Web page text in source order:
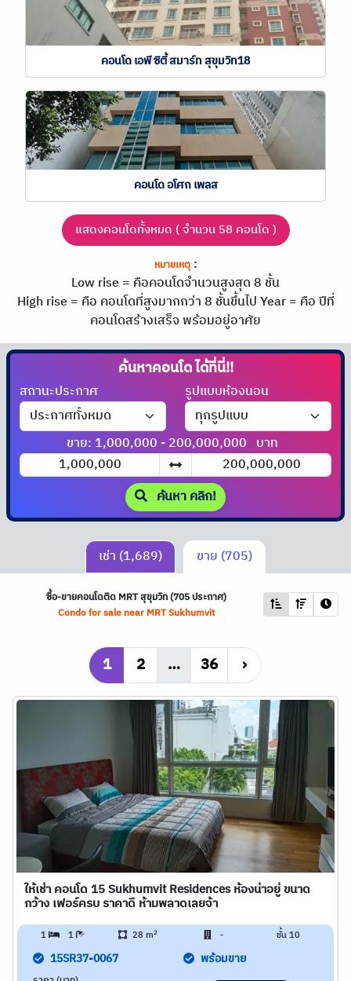
คอนโด เอพี ซิตี้ สมาร์ท สุขุมวิท18
คอนโด อโศก เพลส
แสดงคอนโดทั้งหมด ( จำนวน 58 คอนโด )
หมายเหตุ:
Low rise = คือคอนโดจำนวนสูงสุด 8 ชั้น
High rise = คือ คอนโดที่สูงมากกว่า 8 ชั้นขึ้นไปYear = คือ ปีที่
คอนโดสร้างเสร็จ พร้อมอยู่อาศัย
ค้นหาคอนโดได้ที่นี่!!
สถานะประกาศ รูปแบบห้องนอน
ขาย: 1,000,000 - 200,000,000 บาท
ค้นหา คลิก!
เช่า (1,689) ขาย (705)
ซื้อ-ขายคอนโดติด MRTสุขุมวิท (705 ประกาศ)
Condo for sale near MRTSukhumvit
1 2 … 36 ›
ให้เช่า คอนโด 15 Sukhumvit Residences ห้องน่าอยู่ ขนาด
กว้าง เฟอร์ครบ ราคาดี ห้ามพลาดเลยจ้า
1 1 28 m2 - ชั้น 10
15SR37-0067 พร้อมขาย